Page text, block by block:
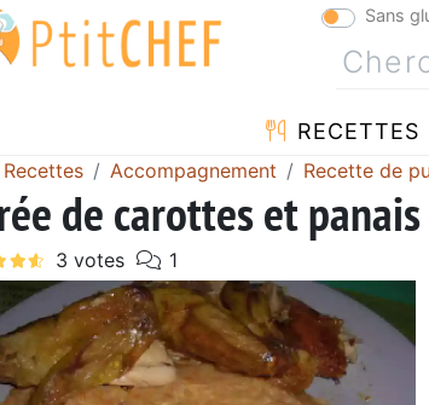
Sans
RECETTES
Recettes Accompagnement Recette de
de carottes et panais